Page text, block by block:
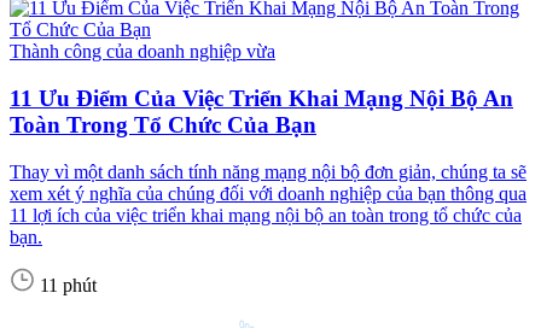
Thành công của doanh nghiệp vừa
11 Ưu Điểm Của Việc Triển Khai Mạng Nội Bộ An
Toàn Trong Tổ Chức Của Bạn
Thay vì một danh sách tính năng mạng nội bộ đơn giản, chúng ta sẽ
xem xét ý nghĩa của chúng đối với doanh nghiệp của bạn thông qua
11 lợi ích của việc triển khai mạng nội bộ an toàn trong tổ chức của
bạn.
11 phút